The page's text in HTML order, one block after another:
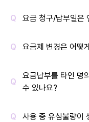
요금 청구/납부일은
요금제 변경은
요금납부를 타인 명
수 있나요?
사용 중 유심불량이